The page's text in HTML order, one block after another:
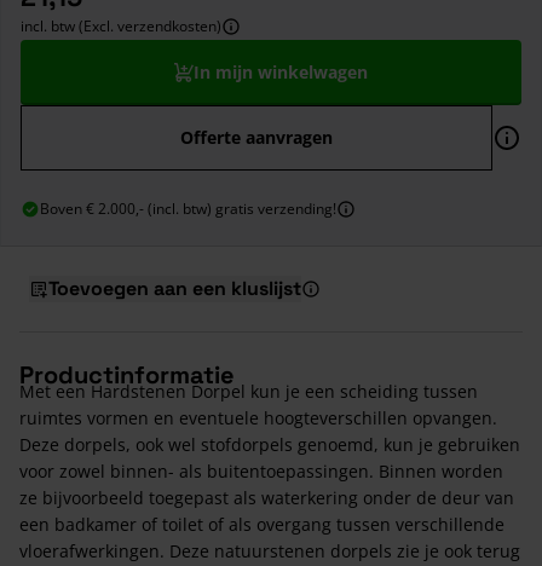
incl. btw (Excl. verzendkosten)
In mijn winkelwagen
Offerte aanvragen
Boven € 2.000,- (incl. btw) gratis verzending!
Toevoegen aan een kluslijst
Productinformatie
Met een Hardstenen Dorpel kun je een scheiding tussen
ruimtes vormen en eventuele hoogteverschillen opvangen.
Deze dorpels, ook wel stofdorpels genoemd, kun je gebruiken
voor zowel binnen- als buitentoepassingen. Binnen worden
ze bijvoorbeeld toegepast als waterkering onder de deur van
een badkamer of toilet of als overgang tussen verschillende
vloerafwerkingen. Deze natuurstenen dorpels zie je ook terug